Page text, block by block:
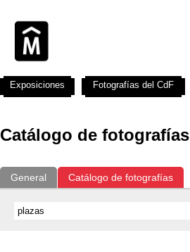
Catálogo de fotografías
General Catálogo de fotografías
Exposiciones Fotografías del CdF